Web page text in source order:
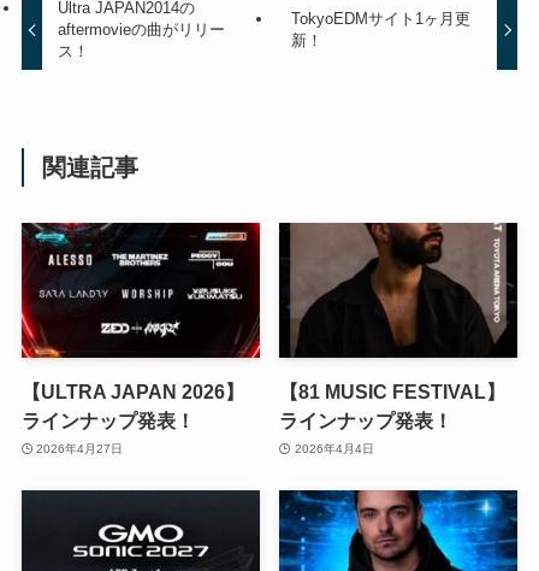
Ultra JAPAN2014の
aftermovieの曲がリリー
ス！
TokyoEDMサイト1ヶ月更
新！
関連記事
【ULTRA JAPAN 2026】
ラインナップ発表！
2026年4月27日
【81 MUSIC FESTIVAL】
ラインナップ発表！
2026年4月4日